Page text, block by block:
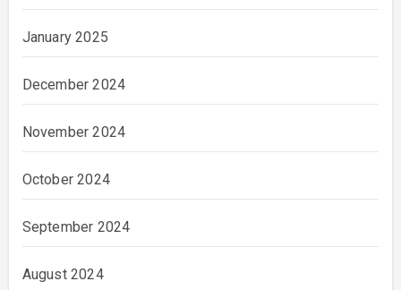
January 2025
December 2024
November 2024
October 2024
September 2024
August 2024